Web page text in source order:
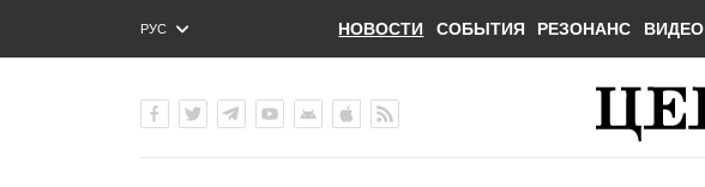
РУС
ENG
НОВОСТИ СОБЫТИЯ РЕЗОНАНС ВИДЕО